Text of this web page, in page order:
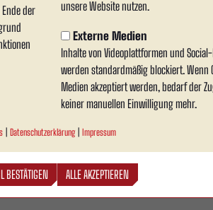
der
unsere Website nutzen.
Externe Medien
Inhalte von Videoplattformen und
werden standardmäßig blockiert. Wenn
Medien akzeptiert werden, bedarf der
keiner manuellen Einwilligung mehr.
Datenschutzerklärung Impressum
BESTÄTIGEN ALLE AKZEPTIEREN
auf seine neue Aufgabe:
dass die Verantwortlichen trotz des
weiterhin über eine immense Strahlkraft.
mit und gilt als Trainer, der strukturiert
er die sportliche Ausrichtung der kommenden